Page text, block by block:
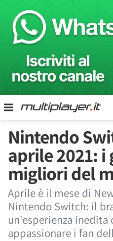
Nintendo
aprile 2021: i
migliori del
Aprile è il mese di
Nintendo Switch: il
un'esperienza inedita
appassionare i fan